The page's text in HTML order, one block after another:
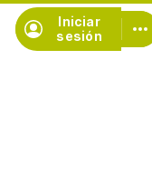
Iniciar
sesión